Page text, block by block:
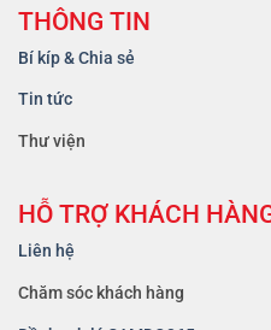
THÔNG TIN
Bí kíp & Chia sẻ
Tin tức
Thư viện
HỖ TRỢ KHÁCH
Liên hệ
Chăm sóc khách hàng